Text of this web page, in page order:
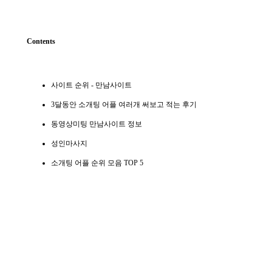
Contents
사이트 순위 - 만남사이트
3달동안 소개팅 어플 여러개 써보고 적는 후기
동영상미팅 만남사이트 정보
성인마사지
소개팅 어플 순위 모음 TOP 5